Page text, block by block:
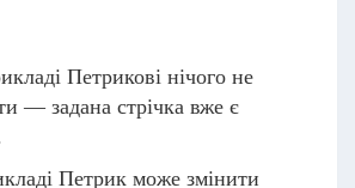
Петрикові нічого не
— задана стрічка вже є
Петрик може змінити